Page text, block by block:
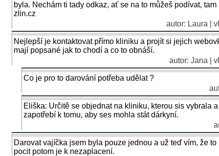
byla. Nechám ti tady odkaz, ať se na to můžeš podívat,
zlin.cz
autor: Laura |
Nejlepší je kontaktovat přímo kliniku a projít si jejich
mají popsané jak to chodí a co to obnáší.
autor: Jana |
Co je pro to darování potřeba udělat ?
Eliška: Určitě se objednat na kliniku, kterou sis vybrala
zapotřebí k tomu, aby ses mohla stát dárkyní.
Darovat vajíčka jsem byla pouze jednou a už teď vím, že
pocit potom je k nezaplacení.